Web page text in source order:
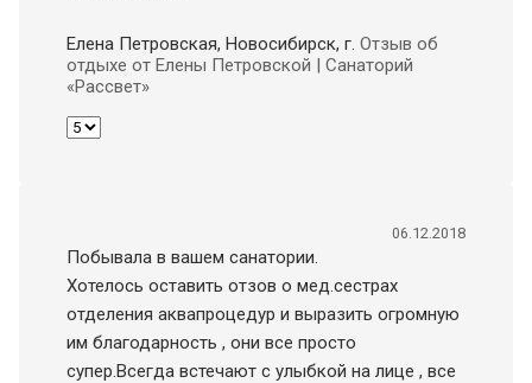
Елена Петровская, Новосибирск, г. Отзыв об
отдыхе от Елены Петровской | Санаторий
«Рассвет»
06.12.2018
Побывала в вашем санатории.
Хотелось оставить отзов о мед.сестрах
отделения аквапроцедур и выразить огромную
им благодарность , они все просто
супер.Всегда встечают с улыбкой на лице , все